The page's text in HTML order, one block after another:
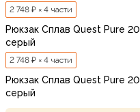
2 748 ₽ × 4 части
Рюкзак Сплав Quest Pure 20
серый
2 748 ₽ × 4 части
Рюкзак Сплав Quest Pure 20
серый